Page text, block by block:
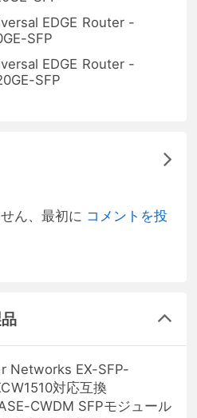
EDGE Router -
SFP
EDGE Router -
SFP
ん、最初に コメントを投
Networks EX-SFP-
対応互換
CWDM SFPモジュール